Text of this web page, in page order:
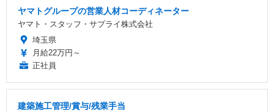
ヤマトグループの営業人材コーディネーター
ヤマト・スタッフ・サプライ株式会社
埼玉県
月給22万円～
正社員
建築施工管理/賞与/残業手当